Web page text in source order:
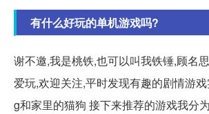
有什么好玩的单机游戏吗?
谢不邀,我是桃铁,也可以叫我铁锤,顾名
爱玩,欢迎关注,平时发现有趣的剧情游
g和家里的猫狗 接下来推荐的游戏我分为